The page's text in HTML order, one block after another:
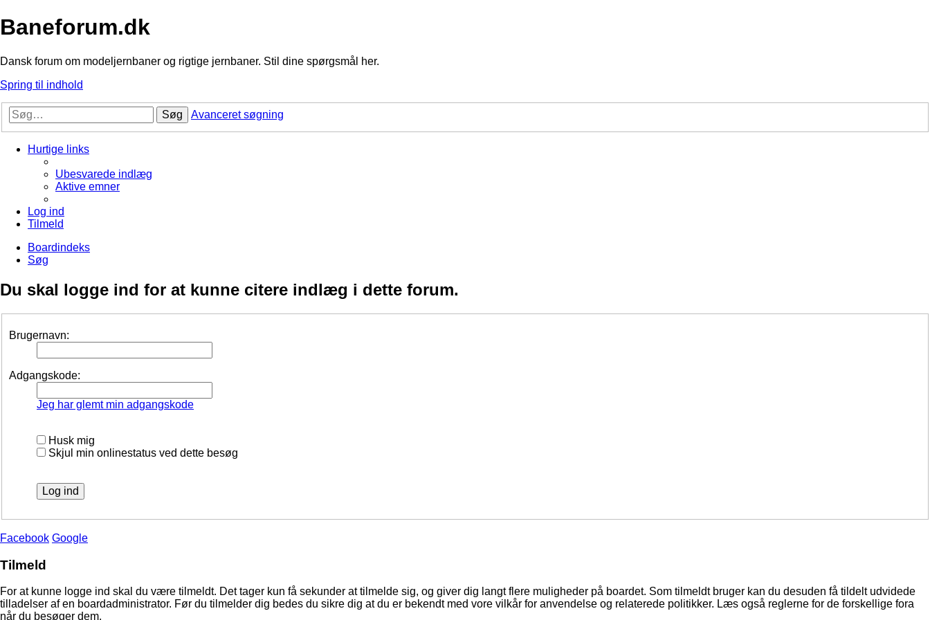
Baneforum.dk
Dansk forum om modeljernbaner og rigtige jernbaner. Stil dine spørgsmål her.
Spring til indhold
Søg Avanceret søgning
Hurtige links
Ubesvarede indlæg
Aktive emner
Log ind
Tilmeld
Boardindeks
Søg
Du skal logge ind for at kunne citere indlæg i dette forum.
Brugernavn:
Adgangskode:
Jeg har glemt min adgangskode
Husk mig
Skjul min onlinestatus ved dette besøg
Facebook Google
Tilmeld
For at kunne logge ind skal du være tilmeldt. Det tager kun få sekunder at tilmelde sig, og giver dig langt flere muligheder på boardet. Som tilmeldt bruger kan du desuden få tildelt udvidede
tilladelser af en boardadministrator. Før du tilmelder dig bedes du sikre dig at du er bekendt med vore vilkår for anvendelse og relaterede politikker. Læs også reglerne for de forskellige fora
når du besøger dem.